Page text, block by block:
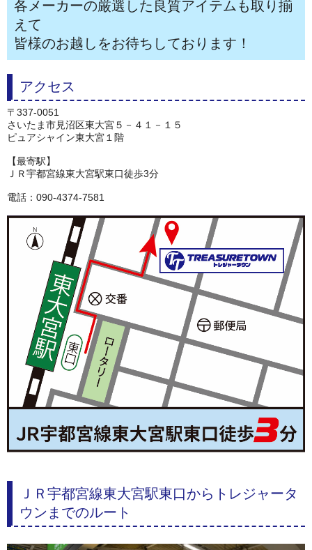
各メーカーの厳選した良質アイテムも取り揃
えて
皆様のお越しをお待ちしております！
アクセス
〒337-0051
さいたま市見沼区東大宮５－４１－１５
ピュアシャイン東大宮１階
【最寄駅】
ＪＲ宇都宮線東大宮駅東口徒歩3分
電話：090-4374-7581
ＪＲ宇都宮線東大宮駅東口からトレジャータ
ウンまでのルート